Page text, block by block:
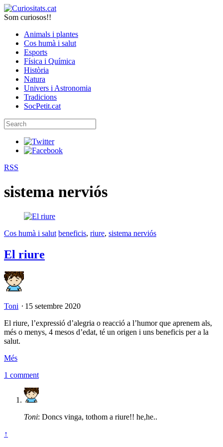
Som curiosos!!
Animals i plantes
Cos humà i salut
Esports
Física i Química
Història
Natura
Univers i Astronomia
Tradicions
SocPetit.cat
RSS
sistema nerviós
Cos humà i salut beneficis, riure, sistema nerviós
El riure
Toni ⋅ 15 setembre 2020
El riure, l’expressió d’alegria o reacció a l’humor que aprenem als,
més o menys, 4 mesos d’edat, té un origen i uns beneficis per a la
salut.
Més
1 comment
Toni: Doncs vinga, tothom a riure!! he,he..
↑